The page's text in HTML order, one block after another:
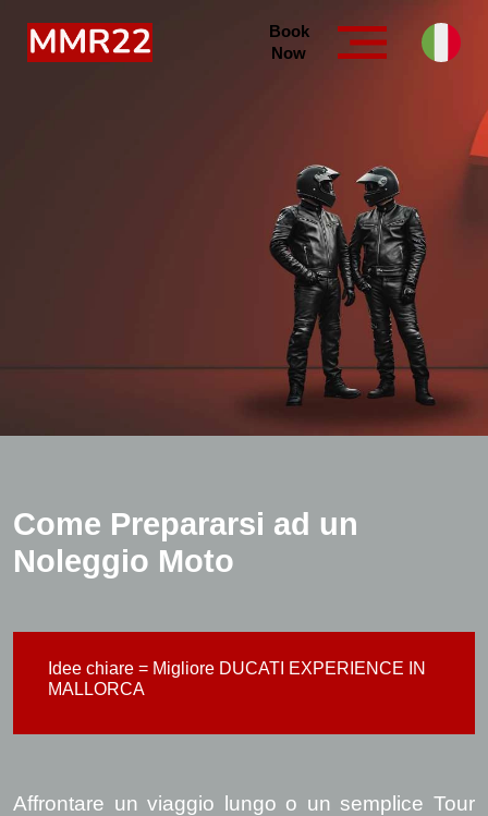
Book
Now
Come Prepararsi ad un
Noleggio Moto
Idee chiare = Migliore DUCATI EXPERIENCE IN
MALLORCA
Affrontare un viaggio lungo o un semplice Tour